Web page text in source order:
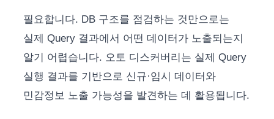
필요합니다. DB 구조를 점검하는 것만으로는
실제 Query 결과에서 어떤 데이터가 노출되는지
알기 어렵습니다. 오토 디스커버리는 실제 Query
실행 결과를 기반으로 신규·임시 데이터와
민감정보 노출 가능성을 발견하는 데 활용됩니다.